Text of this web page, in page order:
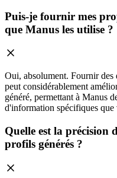
Puis-je fournir mes
que Manus les utilise ?
Oui, absolument. Fournir
peut considérablement
généré, permettant à Manus
d'information spécifiques que
Quelle est la précision
profils générés ?